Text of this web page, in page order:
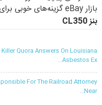
بنز CL350
Killer Quora Answers On Louisiana
Asbestos Ex...
For The Railroad Attorney
Near...
بازار eBay گزینه‌های خوبی برای جستجوی قطعات هستند